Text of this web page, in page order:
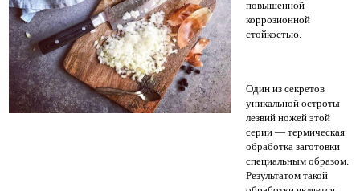
повышенной
коррозионной
стойкостью.
Один из секретов
уникальной остроты
лезвий ножей этой
серии — термическая
обработка заготовки
специальным образом.
Результатом такой